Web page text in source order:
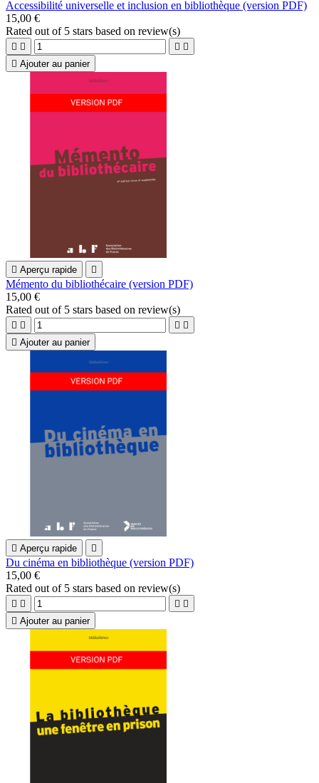
Accessibilité universelle et inclusion en bibliothèque (version PDF)
15,00 €
Rated out of 5 stars based on review(s)
   
 Ajouter au panier
 Aperçu rapide 
Mémento du bibliothécaire (version PDF)
15,00 €
Rated out of 5 stars based on review(s)
   
 Ajouter au panier
 Aperçu rapide 
Du cinéma en bibliothèque (version PDF)
15,00 €
Rated out of 5 stars based on review(s)
   
 Ajouter au panier